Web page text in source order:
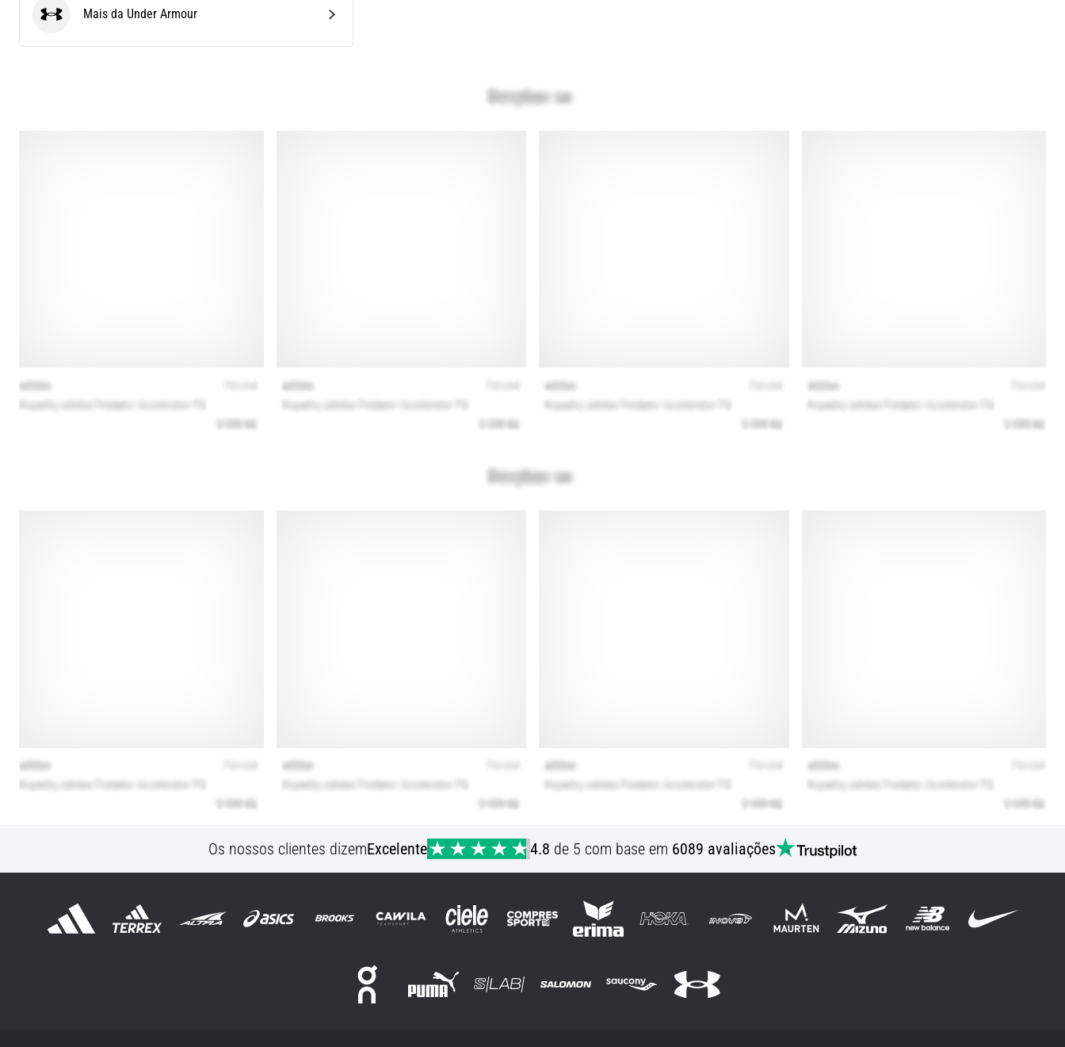
Under ArmourMais da Under Armour
Os nossos clientes dizemExcelente 4.8 de 5 com base em 6089 avaliações